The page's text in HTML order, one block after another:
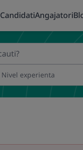
CandidatiAngajatori
Nivel experienta